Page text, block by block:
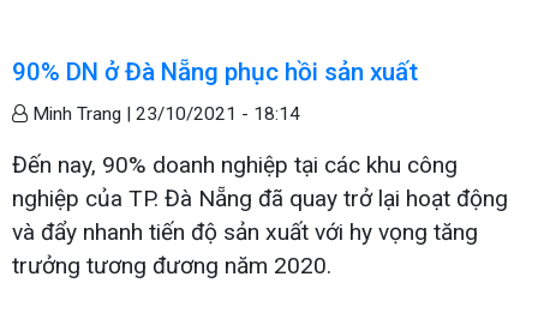
90% DN ở Đà Nẵng phục hồi sản xuất
Minh Trang | 23/10/2021 - 18:14
Đến nay, 90% doanh nghiệp tại các khu công
nghiệp của TP. Đà Nẵng đã quay trở lại hoạt động
và đẩy nhanh tiến độ sản xuất với hy vọng tăng
trưởng tương đương năm 2020.